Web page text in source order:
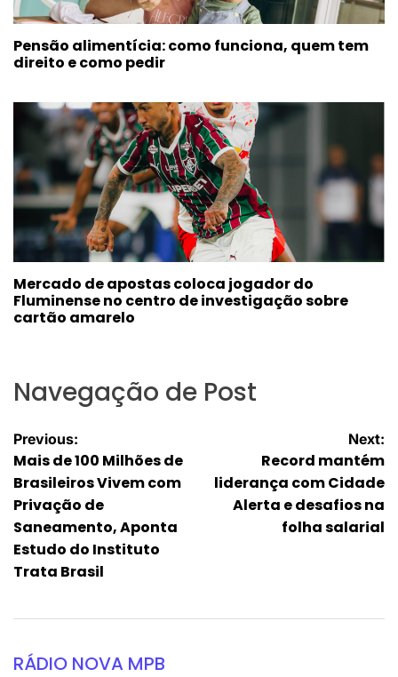
Pensão alimentícia: como funciona, quem tem
direito e como pedir
Mercado de apostas coloca jogador do
Fluminense no centro de investigação sobre
cartão amarelo
Navegação de Post
Previous:
Mais de 100 Milhões de
Brasileiros Vivem com
Privação de
Saneamento, Aponta
Estudo do Instituto
Trata Brasil
Next:
Record mantém
liderança com Cidade
Alerta e desafios na
folha salarial
RÁDIO NOVA MPB